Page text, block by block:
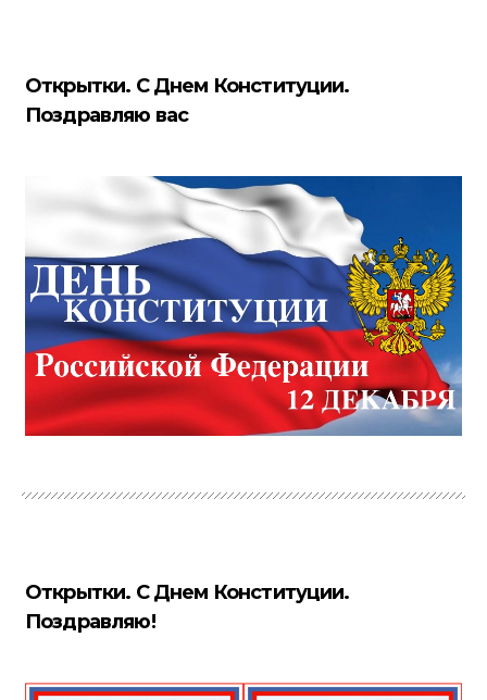
Открытки. С Днем Конституции.
Поздравляю вас
Открытки. С Днем Конституции.
Поздравляю!